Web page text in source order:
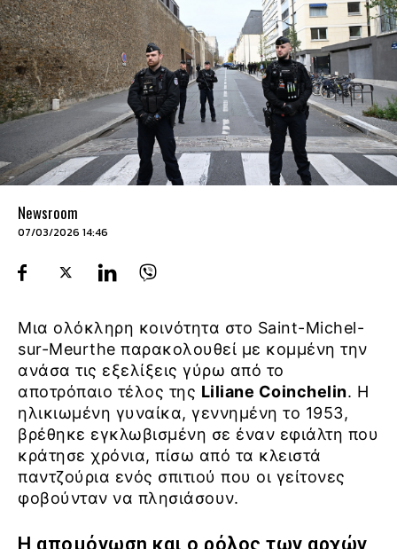
Newsroom
07/03/2026 14:46
Μια ολόκληρη κοινότητα στο Saint-Michel-
sur-Meurthe παρακολουθεί με κομμένη την
ανάσα τις εξελίξεις γύρω από το
αποτρόπαιο τέλος της Liliane Coinchelin. Η
ηλικιωμένη γυναίκα, γεννημένη το 1953,
βρέθηκε εγκλωβισμένη σε έναν εφιάλτη που
κράτησε χρόνια, πίσω από τα κλειστά
παντζούρια ενός σπιτιού που οι γείτονες
φοβούνταν να πλησιάσουν.
Η απομόνωση και ο ρόλος των αρχών